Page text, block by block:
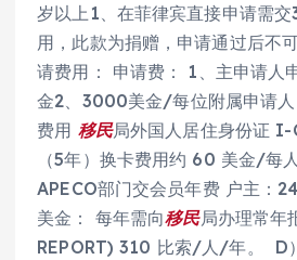
岁以上1、在菲律宾直接申请需
用，此款为捐赠，申请通过后不
请费用： 申请费： 1、主申请人
金2、3000美金/每位附属申请
费用 移民局外国人居住身份证 I-
（5年）换卡费用约 60 美金/每
APECO部门交会员年费 户主：
美金： 每年需向移民局办理常年
REPORT) 310 比索/人/年。 D